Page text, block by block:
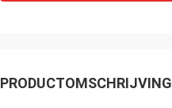
PRODUCTOMSCHRIJVING